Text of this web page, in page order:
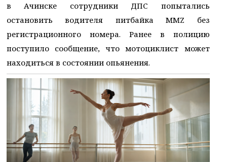
в Ачинске сотрудники ДПС попытались
остановить водителя питбайка MMZ без
регистрационного номера. Ранее в полицию
поступило сообщение, что мотоциклист может
находиться в состоянии опьянения.